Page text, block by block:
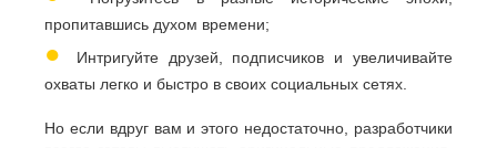
пропитавшись духом времени;
●
Интригуйте друзей, подписчиков и увеличивайте
охваты легко и быстро в своих социальных сетях.
Но если вдруг вам и этого недостаточно, разработчики